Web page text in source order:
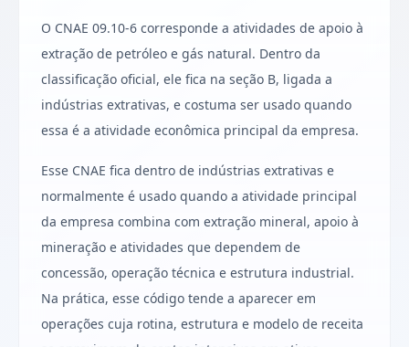
O CNAE 09.10-6 corresponde a atividades de apoio à
extração de petróleo e gás natural. Dentro da
classificação oficial, ele fica na seção B, ligada a
indústrias extrativas, e costuma ser usado quando
essa é a atividade econômica principal da empresa.
Esse CNAE fica dentro de indústrias extrativas e
normalmente é usado quando a atividade principal
da empresa combina com extração mineral, apoio à
mineração e atividades que dependem de
concessão, operação técnica e estrutura industrial.
Na prática, esse código tende a aparecer em
operações cuja rotina, estrutura e modelo de receita